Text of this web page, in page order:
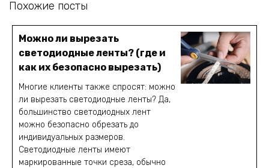
Похожие посты
Можно ли вырезать
светодиодные ленты? (где и
как их безопасно вырезать)
Многие клиенты также спросят: можно
ли вырезать светодиодные ленты? Да,
большинство светодиодных лент
можно безопасно обрезать до
индивидуальных размеров.
Светодиодные ленты имеют
маркированные точки среза, обычно